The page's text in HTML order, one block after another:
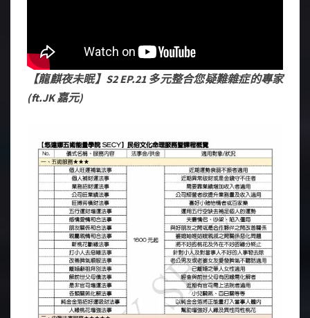
【龍麒夜未眠】S2 EP.21 多元整合您疑難雜症的專家
(ft.JK 嘉元)